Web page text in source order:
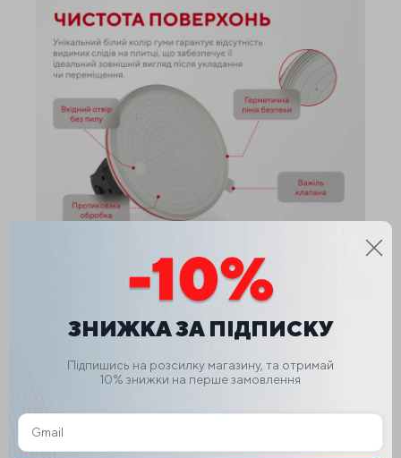
ЗНИЖКА ЗА ПІДПИСКУ
Підпишись на розсилку магазину, та отримай
10% знижки на перше замовлення